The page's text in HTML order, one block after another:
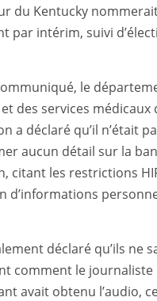
du Kentucky
par intérim, suivi
le
des services médicaux
a déclaré qu’il n’était
aucun détail sur la
citant les restrictions
d’informations
déclaré qu’ils ne
comment le journaliste
avait obtenu l’audio,